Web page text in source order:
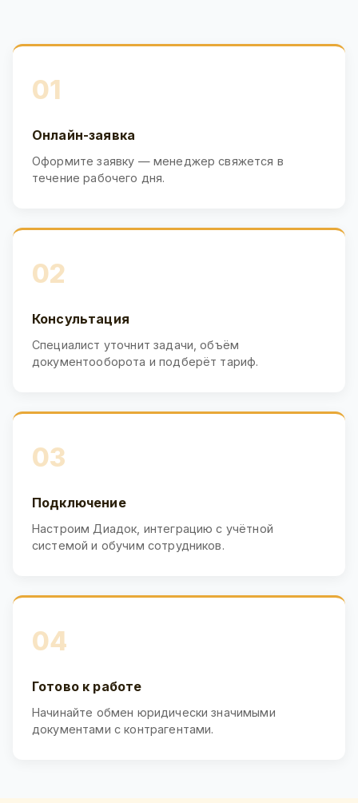
01
Онлайн-заявка
Оформите заявку — менеджер свяжется в
течение рабочего дня.
02
Консультация
Специалист уточнит задачи, объём
документооборота и подберёт тариф.
03
Подключение
Настроим Диадок, интеграцию с учётной
системой и обучим сотрудников.
04
Готово к работе
Начинайте обмен юридически значимыми
документами с контрагентами.